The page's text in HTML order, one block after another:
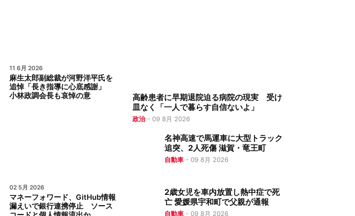
11 6月 2026
麻生太郎副総裁が河野洋平氏を
追悼「長き指導に心底感謝」
小林政調会長も哀悼の意
02 5月 2026
マネーフォワード、GitHub情報
漏えいで銀行連携停止 ソース
高齢患者に早期退院迫る病院の現実 受け
皿なく「一人で暮らす自信ないよ」
政治- 09 8月 2026
名神高速で馬運車に大型トラック
追突、2人死傷 滋賀・竜王町
自動車- 09 8月 2026
2歳女児を車内放置し熱中症で死
亡 愛媛県宇和町で父親が通報
自動車- 09 8月 2026